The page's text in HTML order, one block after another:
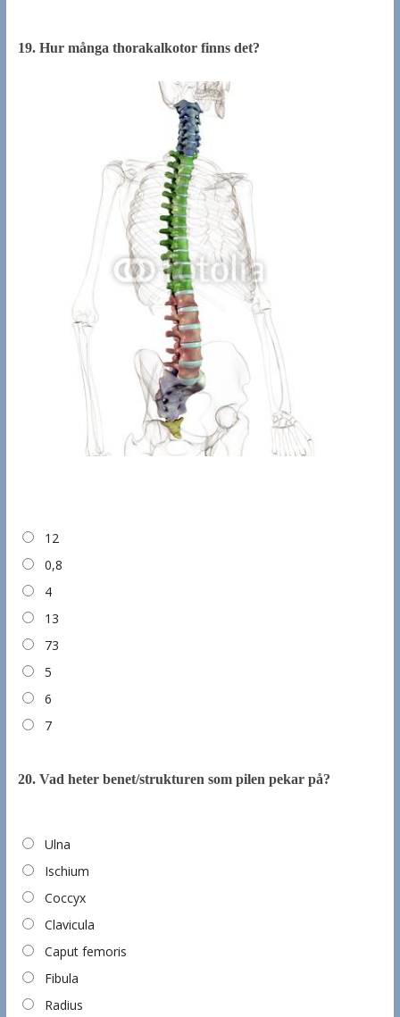
19. Hur många thorakalkotor finns det?
12
0,8
4
13
73
5
6
7
20. Vad heter benet/strukturen som pilen pekar på?
Ulna
Ischium
Coccyx
Clavicula
Caput femoris
Fibula
Radius